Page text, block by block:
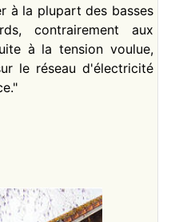
à la plupart des basses
contrairement aux
à la tension voulue,
le réseau d'électricité